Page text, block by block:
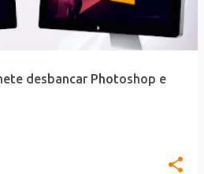
desbancar Photoshop e